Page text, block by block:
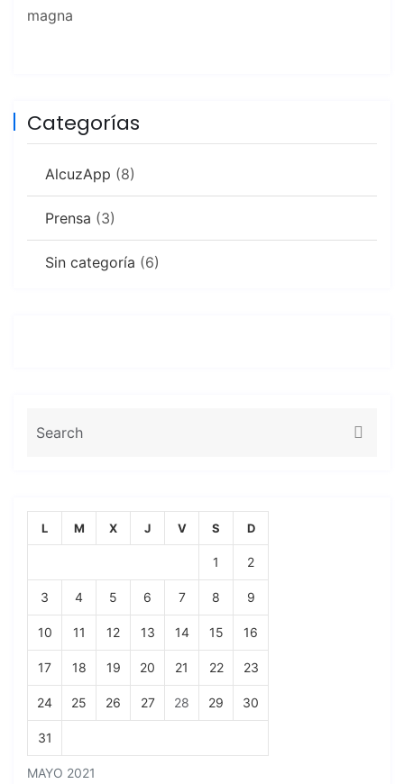
magna
Categorías
AlcuzApp (8)
Prensa (3)
Sin categoría (6)
MAYO 2021
L M X J V S D
1 2
3 4 5 6 7 8 9
10 11 12 13 14 15 16
17 18 19 20 21 22 23
24 25 26 27 28 29 30
31